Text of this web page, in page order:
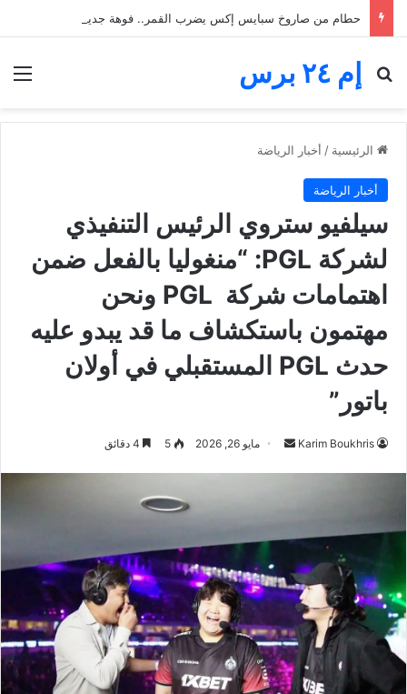
إم ٢٤ برس
بحث عن
الرئيسية / أخبار الرياضة
أخبار الرياضة
سيلفيو ستروي الرئيس التنفيذي
لشركة PGL: “منغوليا بالفعل ضمن
اهتمامات شركة PGL ونحن
مهتمون باستكشاف ما قد يبدو عليه
حدث PGL المستقبلي في أولان
باتور”
Karim Boukhris
أرسل مايو 26, 2026 5